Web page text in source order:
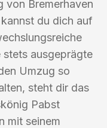
von Bremerhaven
du dich auf
stets ausgeprägte
Umzug so
steht dir das
Pabst
mit seinem